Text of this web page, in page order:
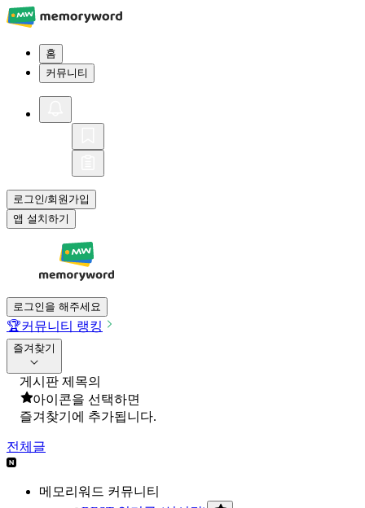
홈
커뮤니티
로그인/회원가입
앱 설치하기
로그인을 해주세요
🏆커뮤니티 랭킹
즐겨찾기
게시판 제목의
아이콘을 선택하면
즐겨찾기에 추가됩니다.
전체글
메모리워드 커뮤니티